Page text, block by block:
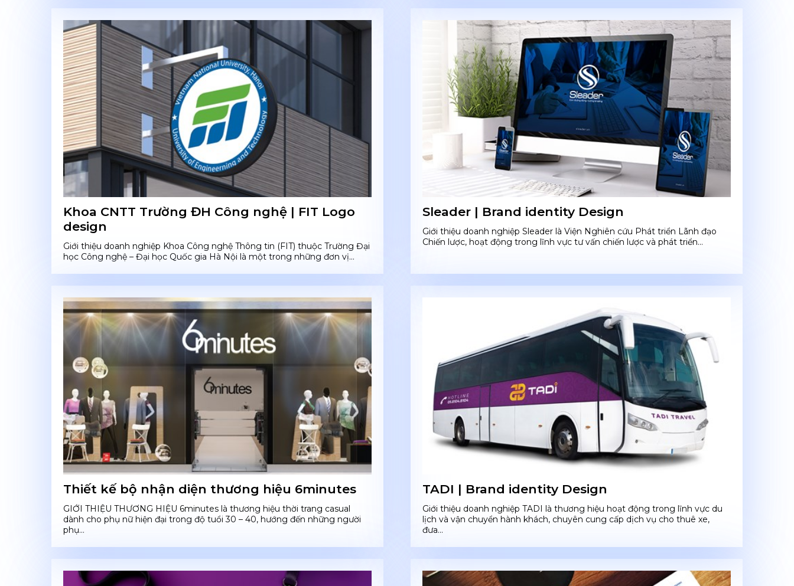
Khoa CNTT Trường ĐH Công nghệ | FIT Logo
design
Giới thiệu doanh nghiệp Khoa Công nghệ Thông tin (FIT) thuộc Trường Đại
học Công nghệ – Đại học Quốc gia Hà Nội là một trong những đơn vị...
Sleader | Brand identity Design
Giới thiệu doanh nghiệp Sleader là Viện Nghiên cứu Phát triển Lãnh đạo
Chiến lược, hoạt động trong lĩnh vực tư vấn chiến lược và phát triển...
Thiết kế bộ nhận diện thương hiệu 6minutes
GIỚI THIỆU THƯƠNG HIỆU 6minutes là thương hiệu thời trang casual
dành cho phụ nữ hiện đại trong độ tuổi 30 – 40, hướng đến những người
phụ...
TADI | Brand identity Design
Giới thiệu doanh nghiệp TADI là thương hiệu hoạt động trong lĩnh vực du
lịch và vận chuyển hành khách, chuyên cung cấp dịch vụ cho thuê xe,
đưa...